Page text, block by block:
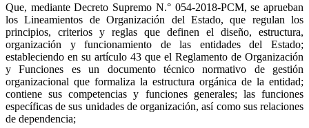
Que, mediante Decreto Supremo N.° 054-2018-PCM, se aprueban
los Lineamientos de Organización del Estado, que regulan los
principios, criterios y reglas que definen el diseño, estructura,
organización y funcionamiento de las entidades del Estado;
estableciendo en su artículo 43 que el Reglamento de Organización
y Funciones es un documento técnico normativo de gestión
organizacional que formaliza la estructura orgánica de la entidad;
contiene sus competencias y funciones generales; las funciones
específicas de sus unidades de organización, así como sus relaciones
de dependencia;